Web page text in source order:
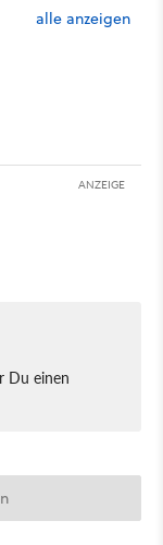
alle anzeigen
ANZEIGE
Du einen